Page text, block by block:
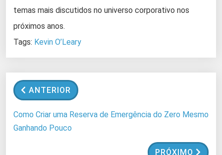
temas mais discutidos no universo corporativo nos
próximos anos.
Tags: Kevin O’Leary
ANTERIOR
Como Criar uma Reserva de Emergência do Zero Mesmo
Ganhando Pouco
PRÓXIMO